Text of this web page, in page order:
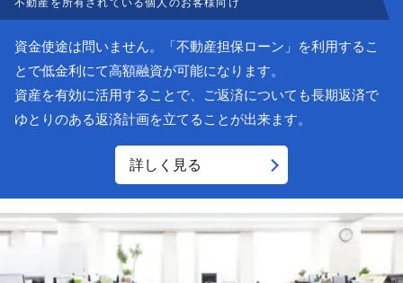
不動産を所有されている個人のお客様向け
資金使途は問いません。「不動産担保ローン」を利用するこ
とで低金利にて高額融資が可能になります。
資産を有効に活用することで、ご返済についても長期返済で
ゆとりのある返済計画を立てることが出来ます。
詳しく見る